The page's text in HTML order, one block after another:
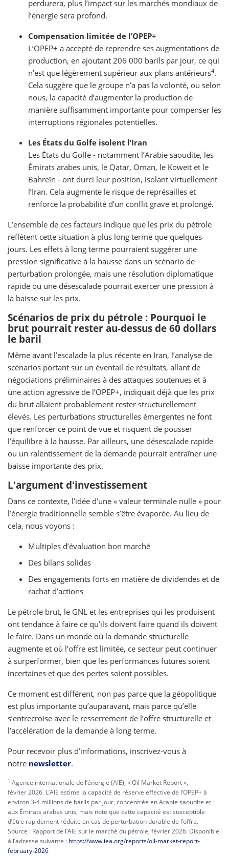
perdurera, plus l’impact sur les marchés mondiaux de
l’énergie sera profond.
Compensation limitée de l’OPEP+
L’OPEP+ a accepté de reprendre ses augmentations de
production, en ajoutant 206 000 barils par jour, ce qui
n’est que légèrement supérieur aux plans antérieurs4.
Cela suggère que le groupe n’a pas la volonté, ou selon
nous, la capacité d’augmenter la production de
manière suffisamment importante pour compenser les
interruptions régionales potentielles.
Les États du Golfe isolent l’Iran
Les États du Golfe - notamment l’Arabie saoudite, les
Émirats arabes unis, le Qatar, Oman, le Koweït et le
Bahreïn - ont durci leur position, isolant virtuellement
l’Iran. Cela augmente le risque de représailles et
renforce la probabilité d’un conflit grave et prolongé.
L’ensemble de ces facteurs indique que les prix du pétrole
reflètent cette situation à plus long terme que quelques
jours. Les effets à long terme pourraient suggérer une
pression significative à la hausse dans un scénario de
perturbation prolongée, mais une résolution diplomatique
rapide ou une désescalade pourrait exercer une pression à
la baisse sur les prix.
Scénarios de prix du pétrole : Pourquoi le
brut pourrait rester au-dessus de 60 dollars
le baril
Même avant l’escalade la plus récente en Iran, l’analyse de
scénarios portant sur un éventail de résultats, allant de
négociations préliminaires à des attaques soutenues et à
une action agressive de l’OPEP+, indiquait déjà que les prix
du brut allaient probablement rester structurellement
élevés. Les perturbations structurelles émergentes ne font
que renforcer ce point de vue et risquent de pousser
l’équilibre à la hausse. Par ailleurs, une désescalade rapide
ou un ralentissement de la demande pourrait entraîner une
baisse importante des prix.
L'argument d'investissement
Dans ce contexte, l’idée d’une « valeur terminale nulle » pour
l’énergie traditionnelle semble s’être évaporée. Au lieu de
cela, nous voyons :
Multiples d’évaluation bon marché
Des bilans solides
Des engagements forts en matière de dividendes et de
rachat d’actions
Le pétrole brut, le GNL et les entreprises qui les produisent
ont tendance à faire ce qu’ils doivent faire quand ils doivent
le faire. Dans un monde où la demande structurelle
augmente et où l’offre est limitée, ce secteur peut continuer
à surperformer, bien que les performances futures soient
incertaines et que des pertes soient possibles.
Ce moment est différent, non pas parce que la géopolitique
est plus importante qu’auparavant, mais parce qu’elle
s’entrecroise avec le resserrement de l’offre structurelle et
l’accélération de la demande à long terme.
Pour recevoir plus d’informations, inscrivez-vous à
notre newsletter.
1 Agence internationale de l’énergie (AIE), « Oil Market Report »,
février 2026. L’AIE estime la capacité de réserve effective de l’OPEP+ à
environ 3-4 millions de barils par jour, concentrée en Arabie saoudite et
aux Émirats arabes unis, mais note que cette capacité est susceptible
d’être rapidement réduite en cas de perturbation durable de l’offre.
Source : Rapport de l’AIE sur le marché du pétrole, février 2026. Disponible
à l’adresse suivante : https://www.iea.org/reports/oil-market-report-
february-2026